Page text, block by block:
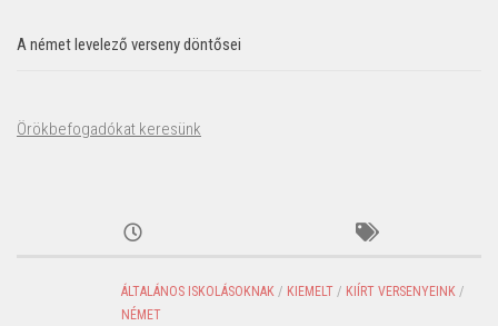
A német levelező verseny döntősei
Örökbefogadókat keresünk
ÁLTALÁNOS ISKOLÁSOKNAK / KIEMELT / KIÍRT VERSENYEINK /
NÉMET